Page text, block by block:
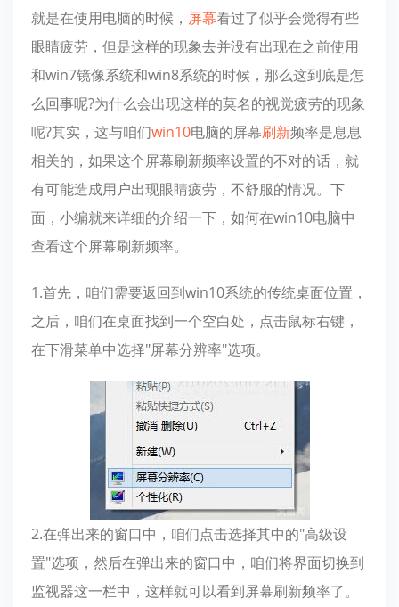
就是在使用电脑的时候， 屏幕看过了似乎会觉得有些
眼睛疲劳，但是这样的现象去并没有出现在之前使用
和win7镜像系统和win8系统的时候，那么这到底是怎
么回事呢?为什么会出现这样的莫名的视觉疲劳的现象
呢?其实，这与咱们win10电脑的屏幕刷新频率是息息
相关的，如果这个屏幕刷新频率设置的不对的话，就
有可能造成用户出现眼睛疲劳，不舒服的情况。下
面，小编就来详细的介绍一下，如何在win10电脑中
查看这个屏幕刷新频率。
1.首先，咱们需要返回到win10系统的传统桌面位置，
之后，咱们在桌面找到一个空白处，点击鼠标右键，
在下滑菜单中选择"屏幕分辨率"选项。
2.在弹出来的窗口中，咱们点击选择其中的"高级设
置"选项，然后在弹出来的窗口中，咱们将界面切换到
监视器这一栏中，这样就可以看到屏幕刷新频率了。